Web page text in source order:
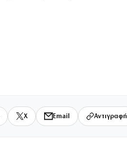
X Email Αντιγραφή